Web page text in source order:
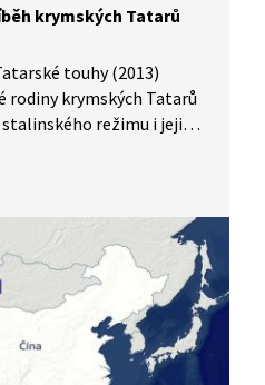
krymských Tatarů
touhy (2013)
rodiny krymských Tatarů
režimu i jejich
Po ruské anexi
se jejich pozice výrazně
Krymu odešli, většinově